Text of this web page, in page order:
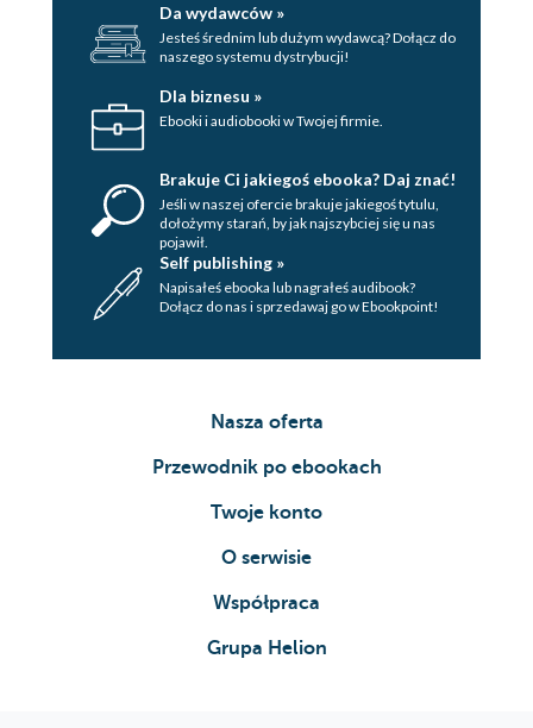
Da wydawców »
Jesteś średnim lub dużym wydawcą? Dołącz do
naszego systemu dystrybucji!
Dla biznesu »
Ebooki i audiobooki w Twojej firmie.
Brakuje Ci jakiegoś ebooka? Daj znać!
Jeśli w naszej ofercie brakuje jakiegoś tytulu,
dołożymy starań, by jak najszybciej się u nas
pojawił.
Self publishing »
Napisałeś ebooka lub nagrałeś audibook?
Dołącz do nas i sprzedawaj go w Ebookpoint!
Nasza oferta
Przewodnik po ebookach
Twoje konto
O serwisie
Współpraca
Grupa Helion